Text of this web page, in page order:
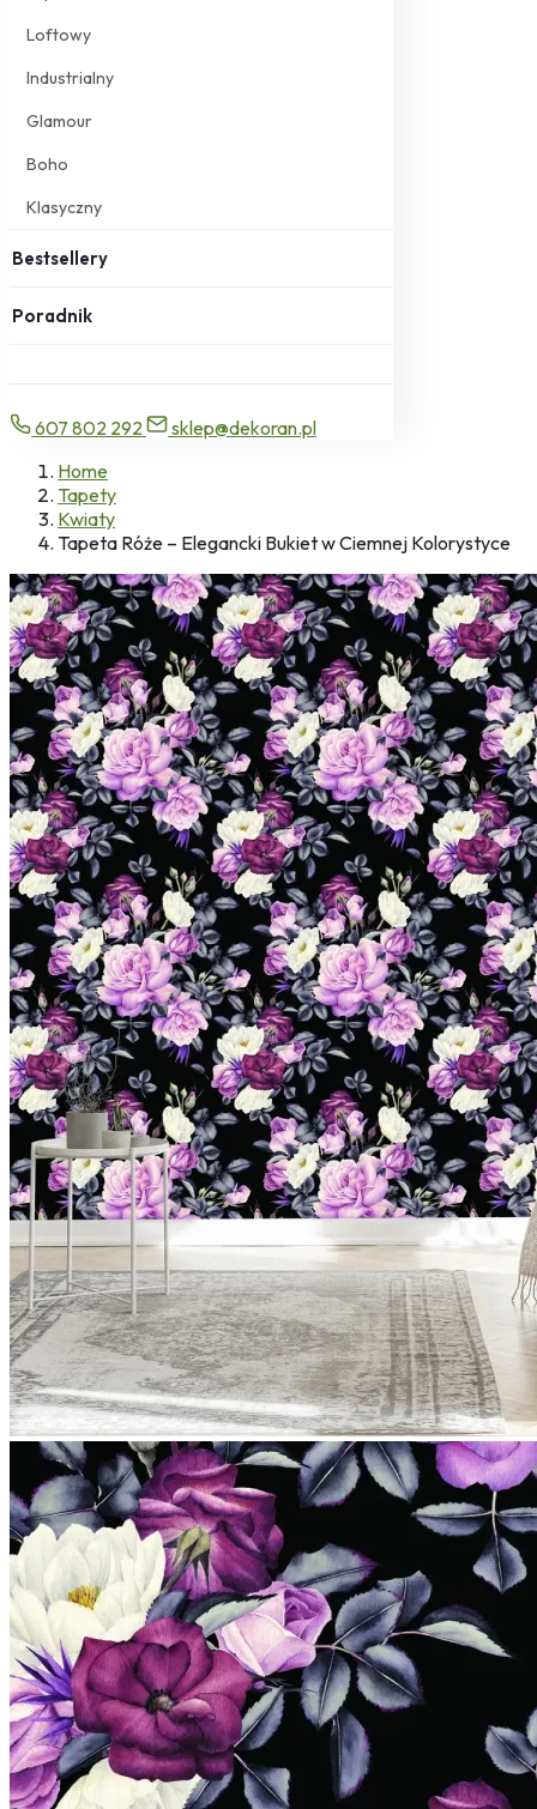
Loftowy
Industrialny
Glamour
Boho
Klasyczny
Bestsellery
Poradnik
607 802 292
sklep@dekoran.pl
Home
Tapety
Kwiaty
Tapeta Róże – Elegancki Bukiet w Ciemnej Kolorystyce